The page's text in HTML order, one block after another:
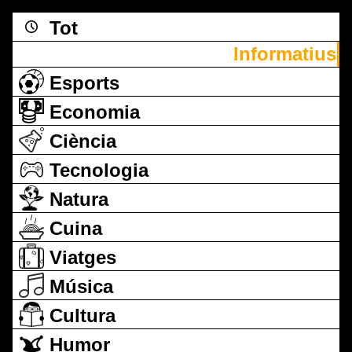
Tot
Informatius
Esports
Economia
Ciència
Tecnologia
Natura
Cuina
Viatges
Música
Cultura
Humor